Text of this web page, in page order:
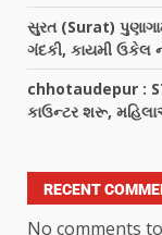
સુરત (Surat)
ગંદકી, કાયમી ઉકેલ
chhotaudepur :
કાઉન્ટર શરૂ,
RECENT
No comments